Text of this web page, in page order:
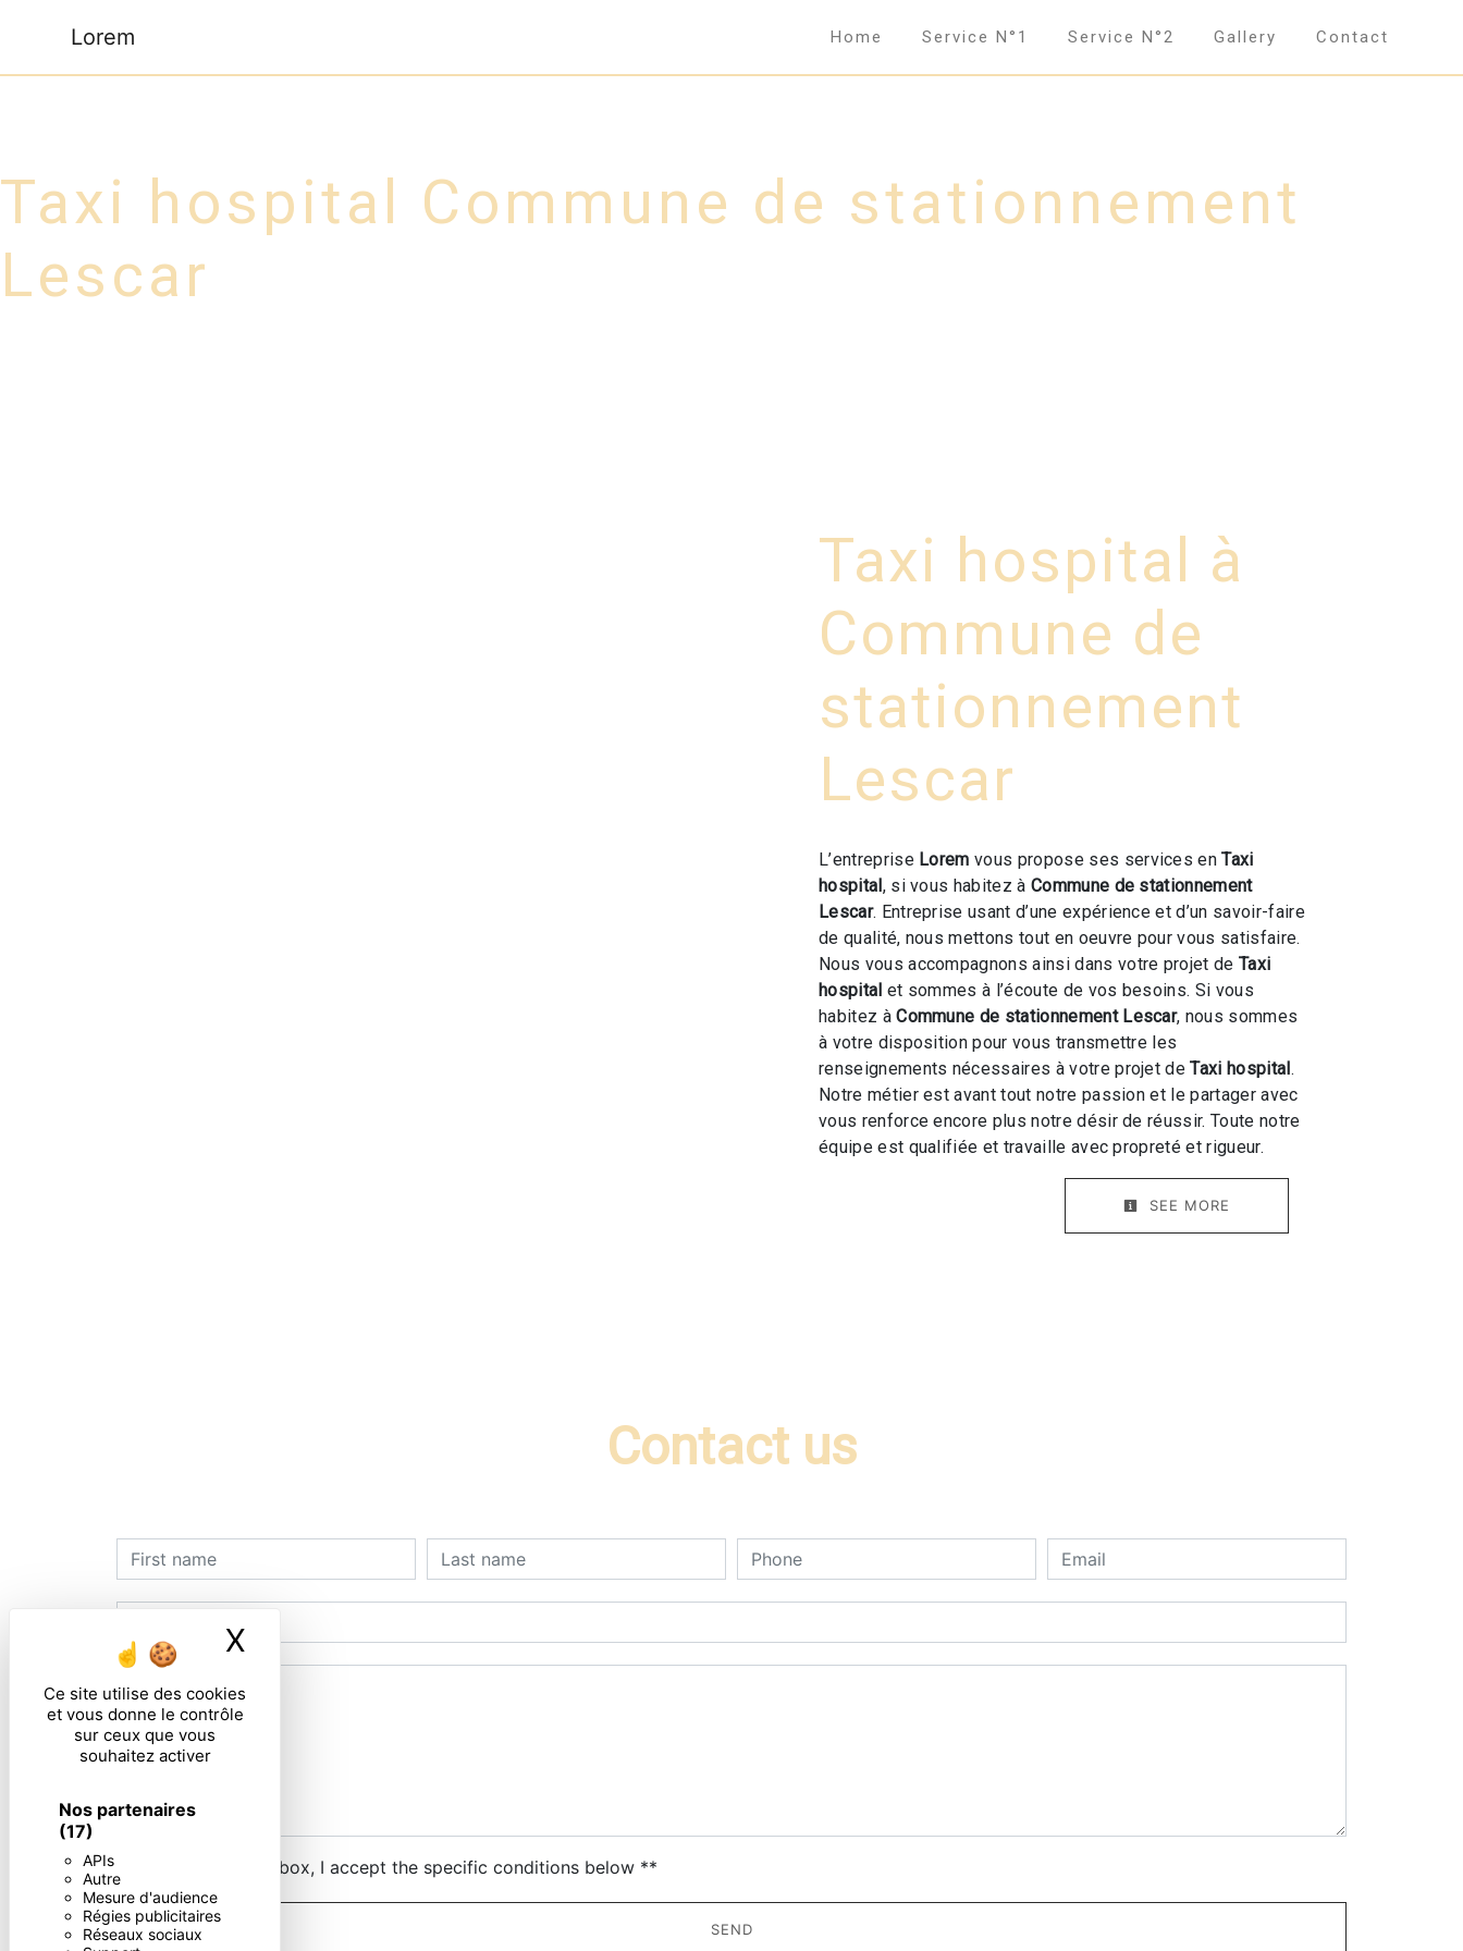
Ce site utilise des cookies
et vous donne le contrôle
sur ceux que vous
souhaitez activer
Nos partenaires
(17)
APIs
Autre
Mesure d'audience
Régies publicitaires
Réseaux sociaux
X Masquer le bandeau des cookies
Lorem Home Service N°1 Service N°2 Gallery Contact
Taxi hospital Commune de stationnement
Lescar
Taxi hospital à
Commune de
stationnement
Lescar
L’entreprise Lorem vous propose ses services enTaxi
hospital, si vous habitez à Commune de stationnement
Lescar. Entreprise usant d’une expérience et d’un savoir-faire
de qualité, nous mettons tout en oeuvre pour vous satisfaire.
Nous vous accompagnons ainsi dans votre projet deTaxi
hospital et sommes à l’écoute de vos besoins. Si vous
habitez àCommune de stationnement Lescar, nous sommes
à votre disposition pour vous transmettre les
renseignements nécessaires à votre projet deTaxi hospital.
Notre métier est avant tout notre passion et le partager avec
vous renforce encore plus notre désir de réussir. Toute notre
équipe est qualifiée et travaille avec propreté et rigueur.
SEE MORE
Contact us
By checking this box, I accept the specific conditions below **
SEND